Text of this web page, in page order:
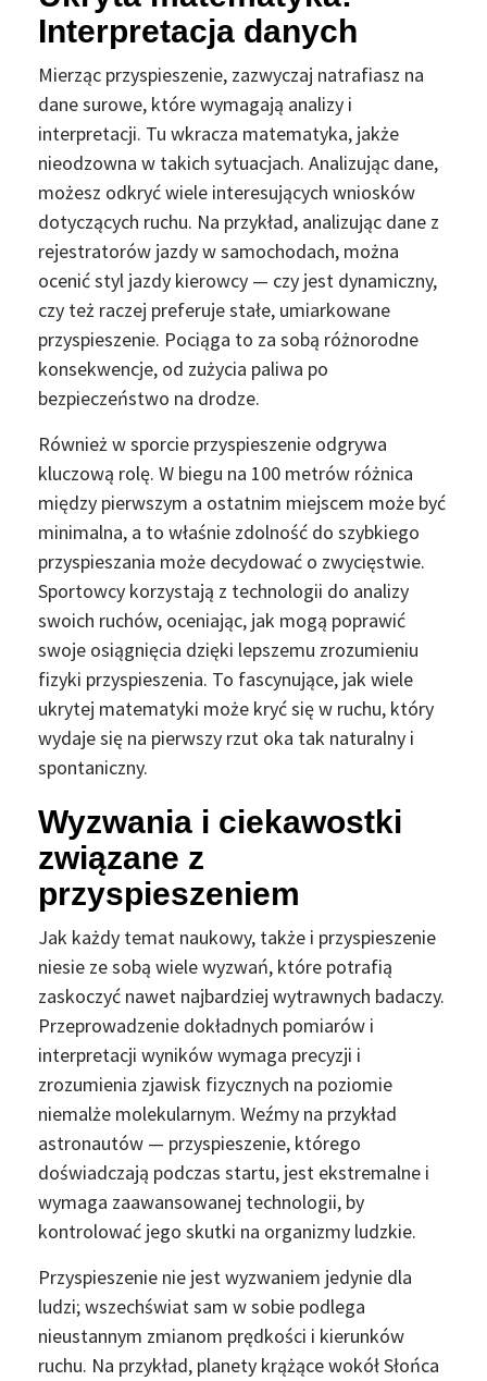
Interpretacja danych
Mierząc przyspieszenie, zazwyczaj natrafiasz na
dane surowe, które wymagają analizy i
interpretacji. Tu wkracza matematyka, jakże
nieodzowna w takich sytuacjach. Analizując dane,
możesz odkryć wiele interesujących wniosków
dotyczących ruchu. Na przykład, analizując dane z
rejestratorów jazdy w samochodach, można
ocenić styl jazdy kierowcy — czy jest dynamiczny,
czy też raczej preferuje stałe, umiarkowane
przyspieszenie. Pociąga to za sobą różnorodne
konsekwencje, od zużycia paliwa po
bezpieczeństwo na drodze.
Również w sporcie przyspieszenie odgrywa
kluczową rolę. W biegu na 100 metrów różnica
między pierwszym a ostatnim miejscem może być
minimalna, a to właśnie zdolność do szybkiego
przyspieszania może decydować o zwycięstwie.
Sportowcy korzystają z technologii do analizy
swoich ruchów, oceniając, jak mogą poprawić
swoje osiągnięcia dzięki lepszemu zrozumieniu
fizyki przyspieszenia. To fascynujące, jak wiele
ukrytej matematyki może kryć się w ruchu, który
wydaje się na pierwszy rzut oka tak naturalny i
spontaniczny.
Wyzwania i ciekawostki
związane z
przyspieszeniem
Jak każdy temat naukowy, także i przyspieszenie
niesie ze sobą wiele wyzwań, które potrafią
zaskoczyć nawet najbardziej wytrawnych badaczy.
Przeprowadzenie dokładnych pomiarów i
interpretacji wyników wymaga precyzji i
zrozumienia zjawisk fizycznych na poziomie
niemalże molekularnym. Weźmy na przykład
astronautów — przyspieszenie, którego
doświadczają podczas startu, jest ekstremalne i
wymaga zaawansowanej technologii, by
kontrolować jego skutki na organizmy ludzkie.
Przyspieszenie nie jest wyzwaniem jedynie dla
ludzi; wszechświat sam w sobie podlega
nieustannym zmianom prędkości i kierunków
ruchu. Na przykład, planety krążące wokół Słońca